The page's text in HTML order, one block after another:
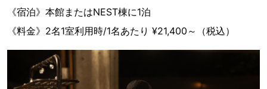
《宿泊》本館またはNEST棟に1泊
《料金》2名1室利用時/1名あたり ¥21,400～（税込）